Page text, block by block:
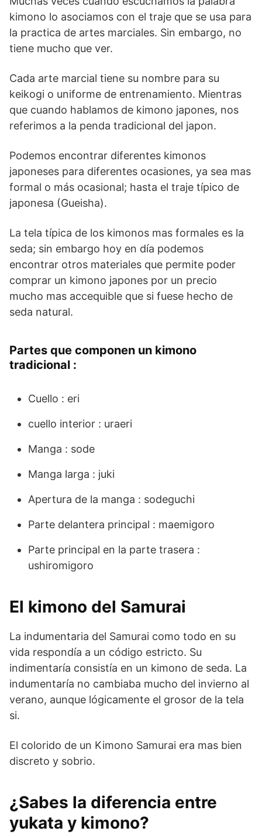
kimono lo asociamos con el traje que se usa para
la practica de artes marciales. Sin embargo, no
tiene mucho que ver.
Cada arte marcial tiene su nombre para su
keikogi o uniforme de entrenamiento. Mientras
que cuando hablamos de kimono japones, nos
referimos a la penda tradicional del japon.
Podemos encontrar diferentes kimonos
japoneses para diferentes ocasiones, ya sea mas
formal o más ocasional; hasta el traje típico de
japonesa (Gueisha).
La tela típica de los kimonos mas formales es la
seda; sin embargo hoy en día podemos
encontrar otros materiales que permite poder
comprar un kimono japones por un precio
mucho mas accequible que si fuese hecho de
seda natural.
Partes que componen un kimono
tradicional :
Cuello : eri
cuello interior : uraeri
Manga : sode
Manga larga : juki
Apertura de la manga : sodeguchi
Parte delantera principal : maemigoro
Parte principal en la parte trasera :
ushiromigoro
El kimono del Samurai
La indumentaria del Samurai como todo en su
vida respondía a un código estricto. Su
indimentaría consistía en un kimono de seda. La
indumentaría no cambiaba mucho del invierno al
verano, aunque lógicamente el grosor de la tela
si.
El colorido de un Kimono Samurai era mas bien
discreto y sobrio.
¿Sabes la diferencia entre
yukata y kimono?